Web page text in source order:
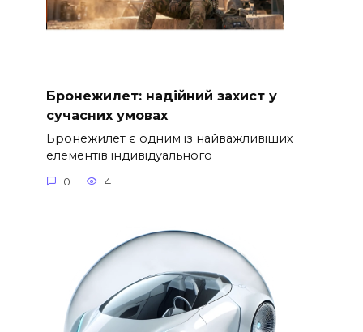
Бронежилет: надійний захист у
сучасних умовах
Бронежилет є одним із найважливіших
елементів індивідуального
0 4